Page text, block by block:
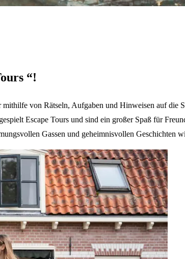
“!
von Rätseln, Aufgaben und Hinweisen auf die
Escape Tours und sind ein großer Spaß für
Gassen und geheimnisvollen Geschichten